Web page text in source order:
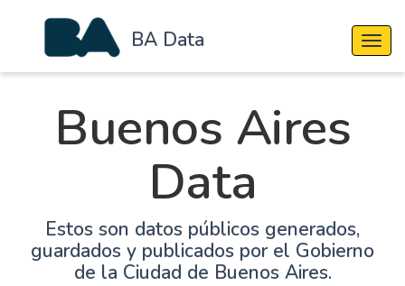
BA Data
Buenos Aires
Data
Estos son datos públicos generados,
guardados y publicados por el Gobierno
de la Ciudad de Buenos Aires.